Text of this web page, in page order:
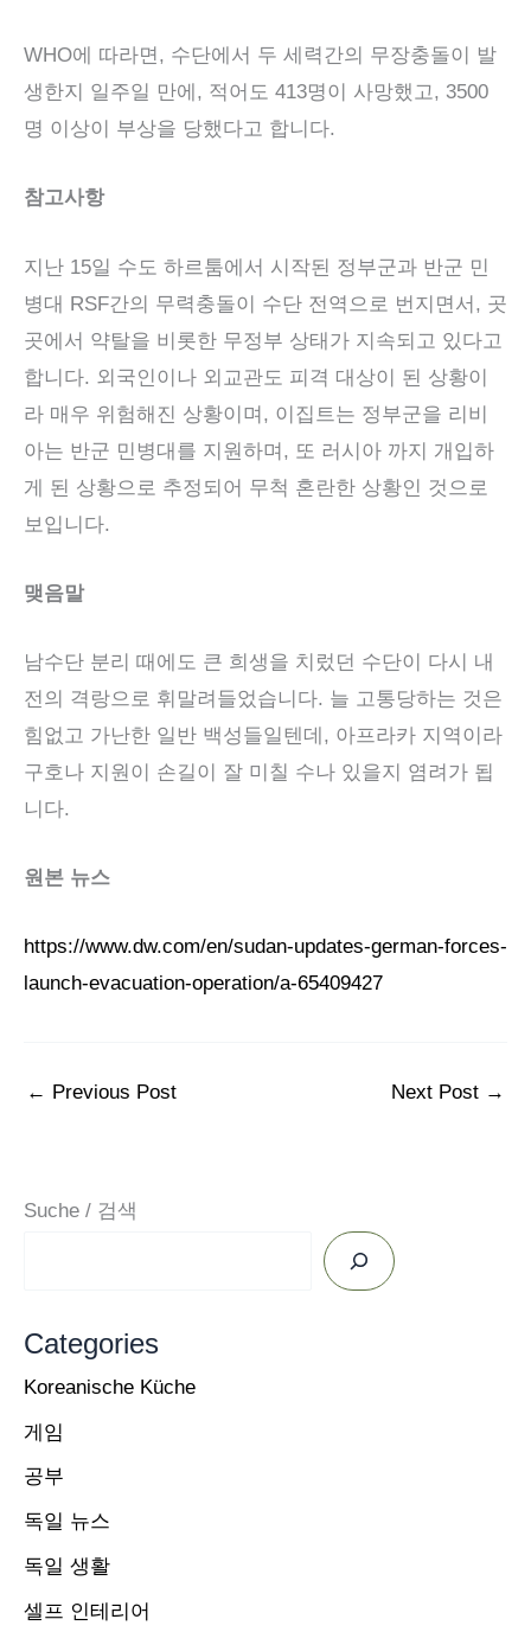
WHO에 따라면, 수단에서 두 세력간의 무장충돌이 발
생한지 일주일 만에, 적어도 413명이 사망했고, 3500
명 이상이 부상을 당했다고 합니다.
참고사항
지난 15일 수도 하르툼에서 시작된 정부군과 반군 민
병대 RSF간의 무력충돌이 수단 전역으로 번지면서, 곳
곳에서 약탈을 비롯한 무정부 상태가 지속되고 있다고
합니다. 외국인이나 외교관도 피격 대상이 된 상황이
라 매우 위험해진 상황이며, 이집트는 정부군을 리비
아는 반군 민병대를 지원하며, 또 러시아 까지 개입하
게 된 상황으로 추정되어 무척 혼란한 상황인 것으로
보입니다.
맺음말
남수단 분리 때에도 큰 희생을 치렀던 수단이 다시 내
전의 격랑으로 휘말려들었습니다. 늘 고통당하는 것은
힘없고 가난한 일반 백성들일텐데, 아프라카 지역이라
구호나 지원이 손길이 잘 미칠 수나 있을지 염려가 됩
니다.
원본 뉴스
https://www.dw.com/en/sudan-updates-german-forces-
launch-evacuation-operation/a-65409427
← Previous Post Next Post →
Suche / 검색
Categories
Koreanische Küche
게임
공부
독일 뉴스
독일 생활
셀프 인테리어